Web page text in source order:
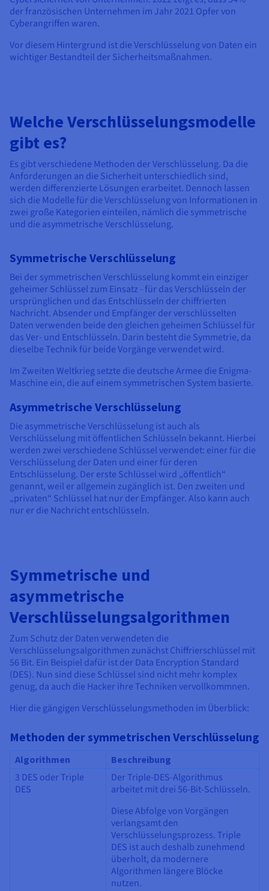
der französischen Unternehmen im Jahr 2021 Opfer von
Cyberangriffen waren.
Vor diesem Hintergrund ist die Verschlüsselung von Daten ein
wichtiger Bestandteil der Sicherheitsmaßnahmen.
Welche Verschlüsselungsmodelle
gibt es?
Es gibt verschiedene Methoden der Verschlüsselung. Da die
Anforderungen an die Sicherheit unterschiedlich sind,
werden differenzierte Lösungen erarbeitet. Dennoch lassen
sich die Modelle für die Verschlüsselung von Informationen in
zwei große Kategorien einteilen, nämlich die symmetrische
und die asymmetrische Verschlüsselung.
Symmetrische Verschlüsselung
Bei der symmetrischen Verschlüsselung kommt ein einziger
geheimer Schlüssel zum Einsatz - für das Verschlüsseln der
ursprünglichen und das Entschlüsseln der chiffrierten
Nachricht. Absender und Empfänger der verschlüsselten
Daten verwenden beide den gleichen geheimen Schlüssel für
das Ver- und Entschlüsseln. Darin besteht die Symmetrie, da
dieselbe Technik für beide Vorgänge verwendet wird.
Im Zweiten Weltkrieg setzte die deutsche Armee die Enigma-
Maschine ein, die auf einem symmetrischen System basierte.
Asymmetrische Verschlüsselung
Die asymmetrische Verschlüsselung ist auch als
Verschlüsselung mit öffentlichen Schlüsseln bekannt. Hierbei
werden zwei verschiedene Schlüssel verwendet: einer für die
Verschlüsselung der Daten und einer für deren
Entschlüsselung. Der erste Schlüssel wird „öffentlich“
genannt, weil er allgemein zugänglich ist. Den zweiten und
„privaten“ Schlüssel hat nur der Empfänger. Also kann auch
nur er die Nachricht entschlüsseln.
Symmetrische und
asymmetrische
Verschlüsselungsalgorithmen
Zum Schutz der Daten verwendeten die
Verschlüsselungsalgorithmen zunächst Chiffrierschlüssel mit
56 Bit. Ein Beispiel dafür ist der Data Encryption Standard
(DES). Nun sind diese Schlüssel sind nicht mehr komplex
genug, da auch die Hacker ihre Techniken vervollkommnen.
Hier die gängigen Verschlüsselungsmethoden im Überblick:
Methoden der symmetrischen Verschlüsselung
Algorithmen Beschreibung
3 DES oder Triple
DES
Der Triple-DES-Algorithmus
arbeitet mit drei 56-Bit-Schlüsseln.
Diese Abfolge von Vorgängen
verlangsamt den
Verschlüsselungsprozess. Triple
DES ist auch deshalb zunehmend
überholt, da modernere
Algorithmen längere Blöcke
nutzen.